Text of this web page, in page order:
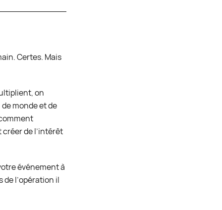
Certes. Mais
on
monde et de
de l’intérêt
événement à
l’opération il